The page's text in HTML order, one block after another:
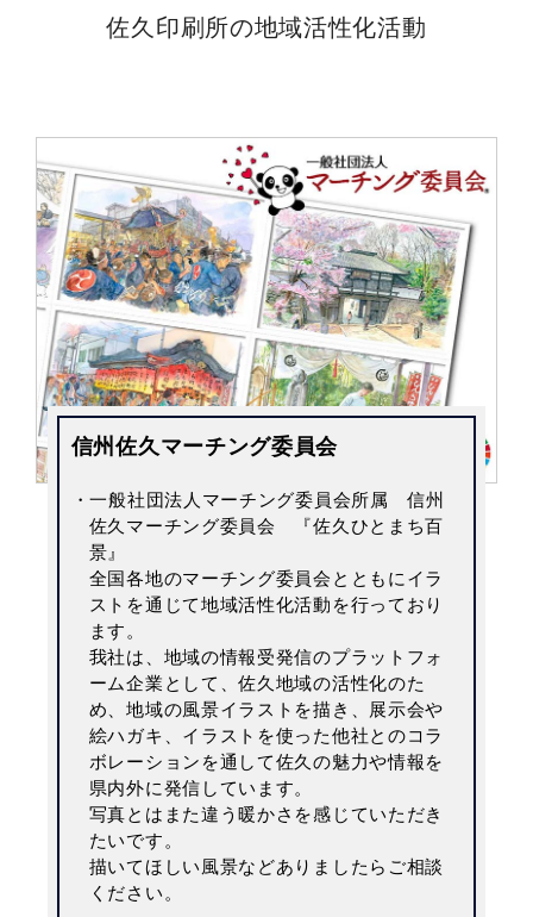
佐久印刷所の地域活性化活動
信州佐久マーチング委員会
・一般社団法人マーチング委員会所属 信州
佐久マーチング委員会 『佐久ひとまち百
景』
全国各地のマーチング委員会とともにイラ
ストを通じて地域活性化活動を行っており
ます。
我社は、地域の情報受発信のプラットフォ
ーム企業として、佐久地域の活性化のた
め、地域の風景イラストを描き、展示会や
絵ハガキ、イラストを使った他社とのコラ
ボレーションを通して佐久の魅力や情報を
県内外に発信しています。
写真とはまた違う暖かさを感じていただき
たいです。
描いてほしい風景などありましたらご相談
ください。